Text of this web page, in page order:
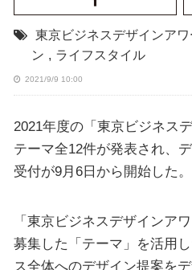
東京ビジネスデザインアワ
ン , ライフスタイル
2021/9/9 10:00
2021年度の「東京ビジネス
テーマ全12件が発表され、
受付が9月6日から開始した。
「東京ビジネスデザインア
募集した「テーマ」を活用
ス全体へのデザイン提案を